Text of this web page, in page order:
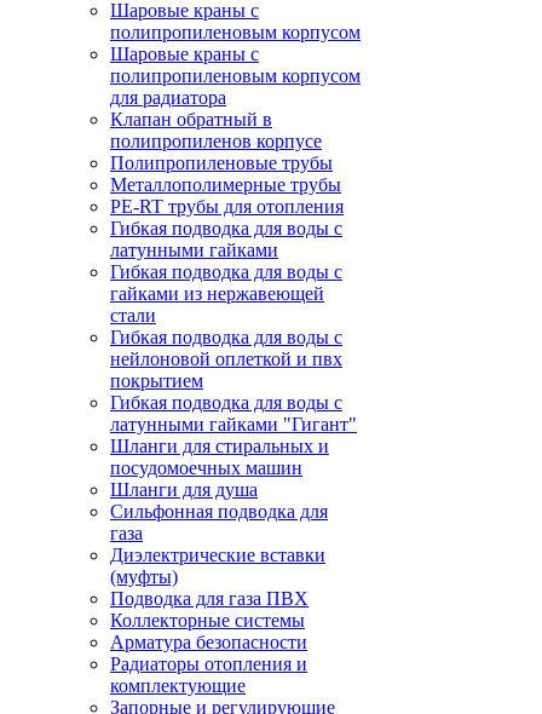
Шаровые краны с
полипропиленовым корпусом
Шаровые краны с
полипропиленовым корпусом
для радиатора
Клапан обратный в
полипропиленов корпусе
Полипропиленовые трубы
Металлополимерные трубы
PE-RT трубы для отопления
Гибкая подводка для воды с
латунными гайками
Гибкая подводка для воды с
гайками из нержавеющей
стали
Гибкая подводка для воды с
нейлоновой оплеткой и пвх
покрытием
Гибкая подводка для воды с
латунными гайками "Гигант"
Шланги для стиральных и
посудомоечных машин
Шланги для душа
Сильфонная подводка для
газа
Диэлектрические вставки
(муфты)
Подводка для газа ПВХ
Коллекторные системы
Арматура безопасности
Радиаторы отопления и
комплектующие
Запорные и регулирующие